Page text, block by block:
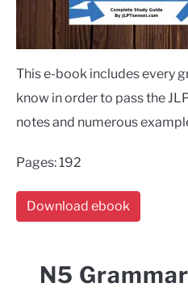
This e-book includes every
know in order to pass the
notes and numerous
Pages: 192
Download ebook
N5